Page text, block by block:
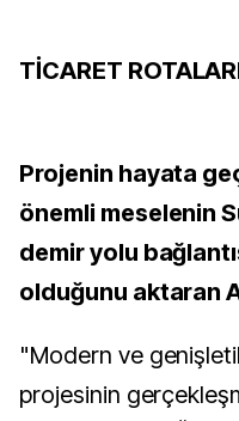
TİCARET
Projenin hayata
önemli meselenin
demir yolu
olduğunu aktaran
"Modern ve
projesinin